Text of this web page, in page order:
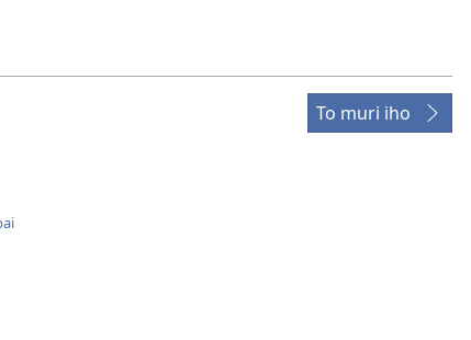
To muri iho